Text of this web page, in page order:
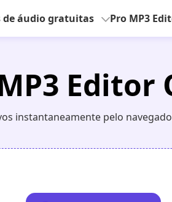
de áudio gratuitas Pro MP3
Editor
instantaneamente pelo